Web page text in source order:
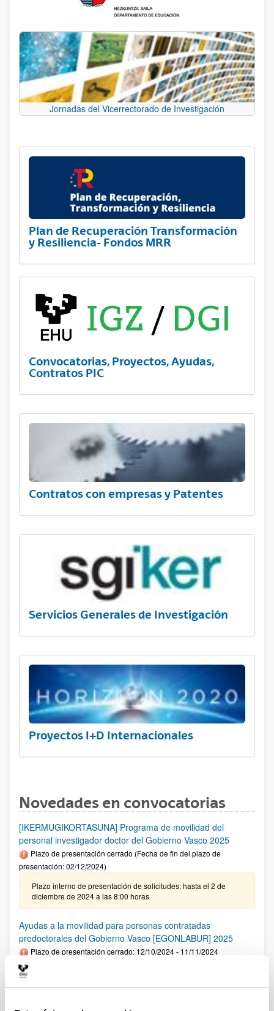
Jornadas del Vicerrectorado de Investigación
Plan de Recuperación Transformación
y Resiliencia- Fondos MRR
Convocatorias, Proyectos, Ayudas,
Contratos PIC
Contratos con empresas y Patentes
Servicios Generales de Investigación
Proyectos I+D Internacionales
Novedades en convocatorias
[IKERMUGIKORTASUNA] Programa de movilidad del
personal investigador doctor del Gobierno Vasco 2025
Plazo de presentación cerrado (Fecha de fin del plazo de
presentación: 02/12/2024)
Plazo interno de presentación de solicitudes: hasta el 2 de
diciembre de 2024 a las 8:00 horas
Ayudas a la movilidad para personas contratadas
predoctorales del Gobierno Vasco [EGONLABUR] 2025
Plazo de presentación cerrado: 12/10/2024 - 11/11/2024